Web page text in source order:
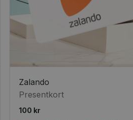
Zalando
Presentkort
100 kr